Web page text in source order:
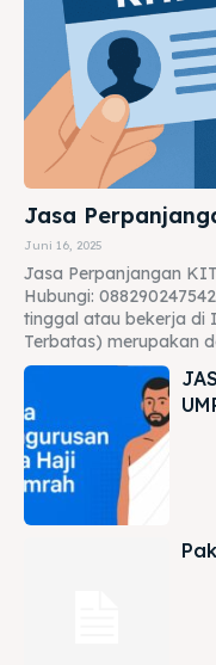
Jasa
Juni 16, 2025
Jasa Perpanjangan
Hubungi:
tinggal atau bekerja di
Terbatas) merupakan